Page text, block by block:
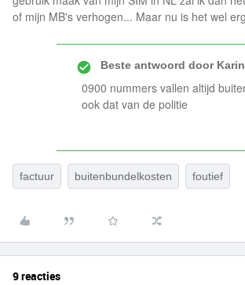
of mijn MB's verhogen... Maar nu is het wel
Beste antwoord door
0900 nummers vallen altijd
ook dat van de politie
factuur buitenbundelkosten foutief
9 reacties